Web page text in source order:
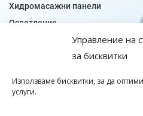
Управление на
за бисквитки
Използваме бисквитки, за да
услуги.
Хидромасажни панели
Осветление
Огледала за баня
Плочки модели